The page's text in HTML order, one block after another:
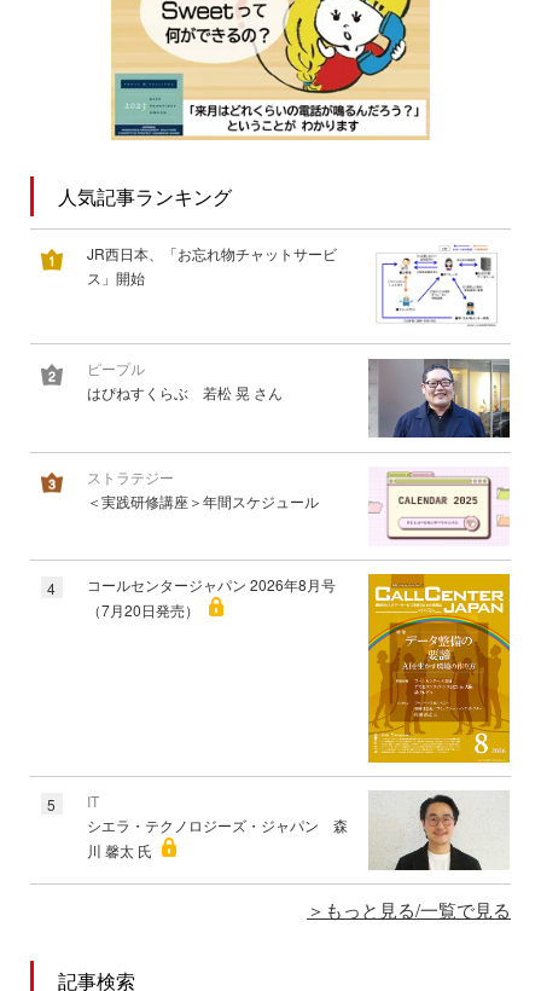
人気記事ランキング
JR西日本、「お忘れ物チャットサービ
ス」開始
ピープル
はぴねすくらぶ 若松 晃 さん
ストラテジー
＜実践研修講座＞年間スケジュール
4
コールセンタージャパン 2026年8月号
（7月20日発売）
5
IT
シエラ・テクノロジーズ・ジャパン 森
川 馨太 氏
もっと見る/一覧で見る
記事検索